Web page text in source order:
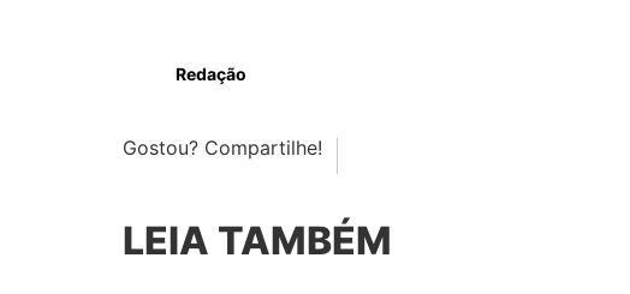
Redação
Gostou? Compartilhe!
LEIA TAMBÉM